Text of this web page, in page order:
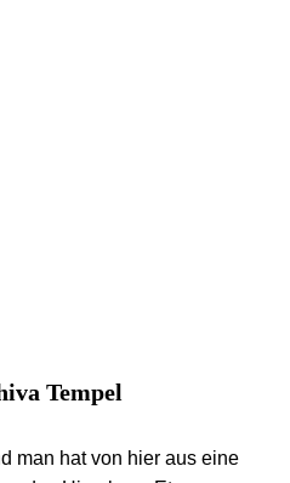
Tempel
man hat von hier aus eine